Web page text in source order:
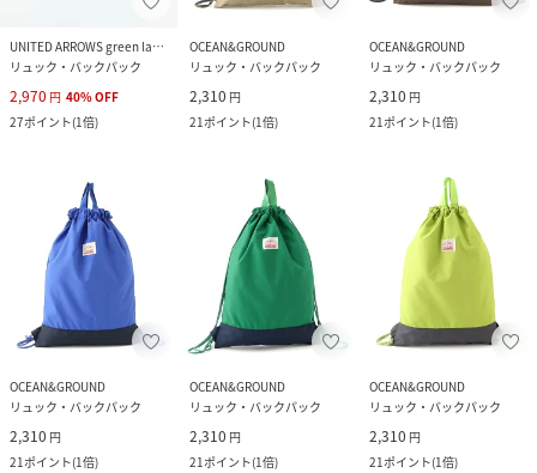
UNITED ARROWS green label relaxing
リュック・バックパック
2,970 円 40%OFF
27ポイント(1倍)
OCEAN&GROUND
リュック・バックパック
2,310 円
21ポイント(1倍)
OCEAN&GROUND
リュック・バックパック
2,310 円
21ポイント(1倍)
OCEAN&GROUND
リュック・バックパック
2,310 円
21ポイント(1倍)
OCEAN&GROUND
リュック・バックパック
2,310 円
21ポイント(1倍)
OCEAN&GROUND
リュック・バックパック
2,310 円
21ポイント(1倍)